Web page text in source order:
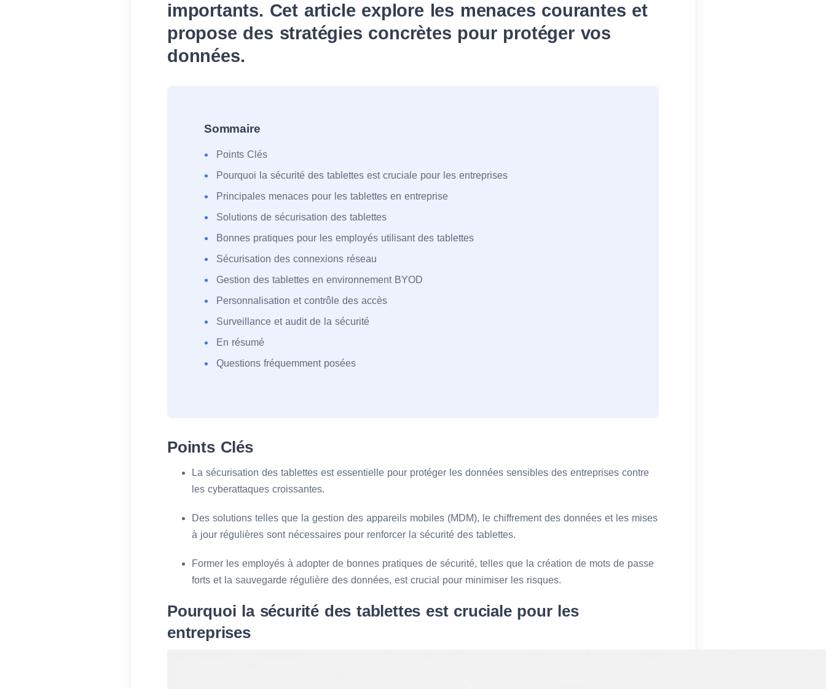
importants. Cet article explore les menaces courantes et
propose des stratégies concrètes pour protéger vos
données.
Sommaire
Points Clés
Pourquoi la sécurité des tablettes est cruciale pour les entreprises
Principales menaces pour les tablettes en entreprise
Solutions de sécurisation des tablettes
Bonnes pratiques pour les employés utilisant des tablettes
Sécurisation des connexions réseau
Gestion des tablettes en environnement BYOD
Personnalisation et contrôle des accès
Surveillance et audit de la sécurité
En résumé
Questions fréquemment posées
Points Clés
La sécurisation des tablettes est essentielle pour protéger les données sensibles des entreprises contre
les cyberattaques croissantes.
Des solutions telles que la gestion des appareils mobiles (MDM), le chiffrement des données et les mises
à jour régulières sont nécessaires pour renforcer la sécurité des tablettes.
Former les employés à adopter de bonnes pratiques de sécurité, telles que la création de mots de passe
forts et la sauvegarde régulière des données, est crucial pour minimiser les risques.
Pourquoi la sécurité des tablettes est cruciale pour les
entreprises